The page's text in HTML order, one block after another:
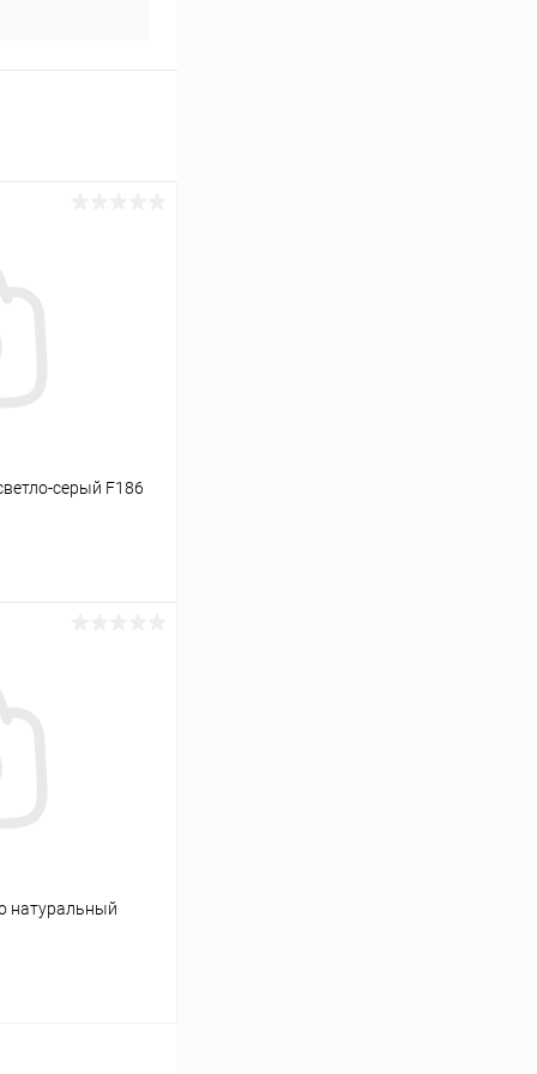
серый F186
натуральный